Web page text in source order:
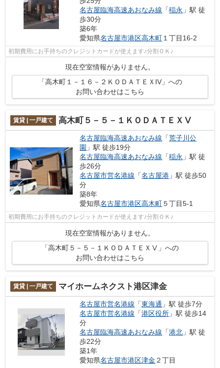
名古屋臨海高速あおなみ線 「稲永 」駅 徒
歩30分
築6年
愛知県名古屋市港区高木町 １丁目16-2
初期費用にお手持ちのクレジットカードが使えます♪分割ＯＫ♪
現在空室情報がありません。
「高木町１－１６－２ＫＯＤＡＴＥＸIV」への
お問い合わせはこちら
賃貸 | 一戸建て 高木町５－５－１ＫＯＤＡＴＥＸⅤ
名古屋臨海高速あおなみ線 「荒子川公
園 」駅 徒歩19分
名古屋臨海高速あおなみ線 「稲永 」駅 徒
歩26分
名古屋市営名港線 「名古屋港 」駅 徒歩50
分
築8年
愛知県名古屋市港区高木町５丁目5-1
初期費用にお手持ちのクレジットカードが使えます♪分割ＯＫ♪
現在空室情報がありません。
「高木町５－５－１ＫＯＤＡＴＥＸⅤ」への
お問い合わせはこちら
賃貸 | 一戸建て マイホームネクスト港区津金
名古屋市営名港線 「東海通 」駅 徒歩7分
名古屋市営名港線 「港区役所 」駅 徒歩14
分
名古屋臨海高速あおなみ線 「港北 」駅 徒
歩22分
築1年
愛知県名古屋市港区津金 ２丁目